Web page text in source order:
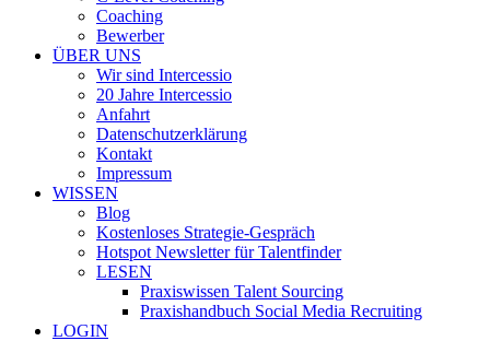
Coaching
Bewerber
ÜBER UNS
Wir sind Intercessio
20 Jahre Intercessio
Anfahrt
Datenschutzerklärung
Kontakt
Impressum
WISSEN
Blog
Kostenloses Strategie-Gespräch
Hotspot Newsletter für Talentfinder
LESEN
Praxiswissen Talent Sourcing
Praxishandbuch Social Media Recruiting
LOGIN